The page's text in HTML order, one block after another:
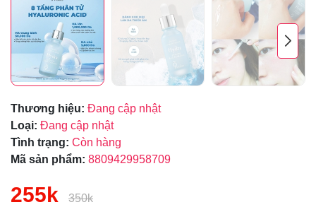
Thương hiệu: Đang cập nhật
Loại: Đang cập nhật
Tình trạng: Còn hàng
Mã sản phẩm: 8809429958709
255k 350k